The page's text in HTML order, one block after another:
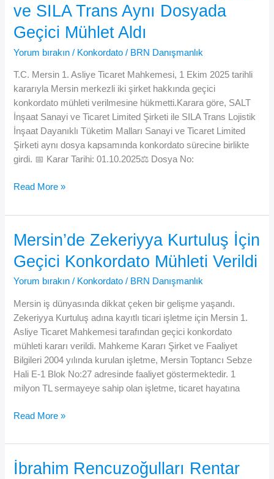
Konkordato
Sürecinde
Gelişme:
Geçici
Mühlet
Kaldırıldı,
Konkordato
Talebi
Reddedildi
ve SILA Trans Aynı Dosyada
Geçici Mühlet Aldı
Yorum bırakın / Konkordato / BRN Danışmanlık
T.C. Mersin 1. Asliye Ticaret Mahkemesi, 1 Ekim 2025 tarihli
kararıyla Mersin merkezli iki şirket hakkında geçici
konkordato mühleti verilmesine hükmetti.Karara göre, SALT
İnşaat Sanayi ve Ticaret Limited Şirketi ile SILA Trans Lojistik
İnşaat Dayanıklı Tüketim Malları Sanayi ve Ticaret Limited
Şirketi aynı dosya kapsamında konkordato sürecine birlikte
girdi. 📅 Karar Tarihi: 01.10.2025⚖️ Dosya No:
🏗️
İki
Konkordato
Kararı:
İnşaat
ve
SILA
Trans
Aynı
Dosyada
Geçici
Mühlet
Read More »
Mersin’de Zekeriyya Kurtuluş İçin
Geçici Konkordato Mühleti Verildi
Yorum bırakın / Konkordato / BRN Danışmanlık
Mersin iş dünyasında dikkat çeken bir gelişme yaşandı.
Zekeriyya Kurtuluş adına kayıtlı ticari işletme için Mersin 1.
Asliye Ticaret Mahkemesi tarafından geçici konkordato
mühleti kararı verildi. Mahkeme Kararı Şirket ve Faaliyet
Bilgileri 2004 yılında kurulan işletme, Mersin Toptancı Sebze
Hali E-1 Blok No:27 adresinde faaliyet göstermektedir. 1
milyon TL sermayeye sahip olan işletme, ticaret hayatına
Mersin’de
Kurtuluş
İçin
Geçici
Read More »
İbrahim Rencuzoğulları Rentar